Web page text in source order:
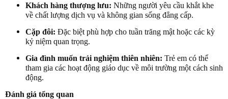
Khách hàng thượng lưu: Những người yêu cầu khắt khe
về chất lượng dịch vụ và không gian sống đẳng cấp.
Cặp đôi: Đặc biệt phù hợp cho tuần trăng mật hoặc các kỳ
kỷ niệm quan trọng.
Gia đình muốn trải nghiệm thiên nhiên: Trẻ em có thể
tham gia các hoạt động giáo dục về môi trường một cách sinh
động.
Đánh giá tổng quan